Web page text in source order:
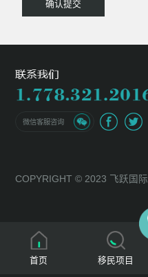
微信客服咨询
COPYRIGHT © 2023 飞跃国际
首页 移民项目